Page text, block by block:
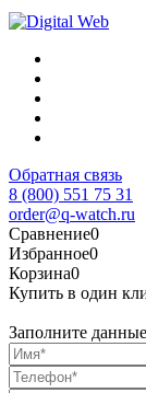
Обратная связь
8 (800) 551 75 31
order@q-watch.ru
Сравнение0
Избранное0
Корзина0
Купить в один
Заполните данные